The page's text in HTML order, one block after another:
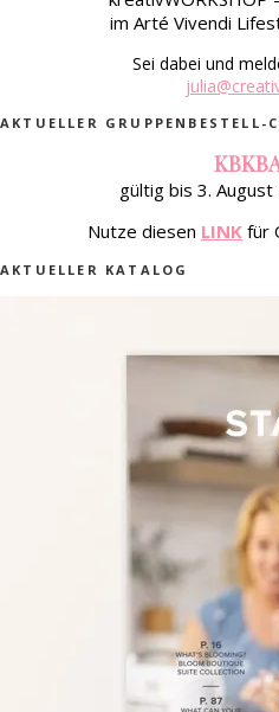
im Arté Vivendi
Sei dabei und
AKTUELLER GRUPPENBESTELL-
gültig bis 3.
Nutze diesen LINK für
AKTUELLER KATALOG